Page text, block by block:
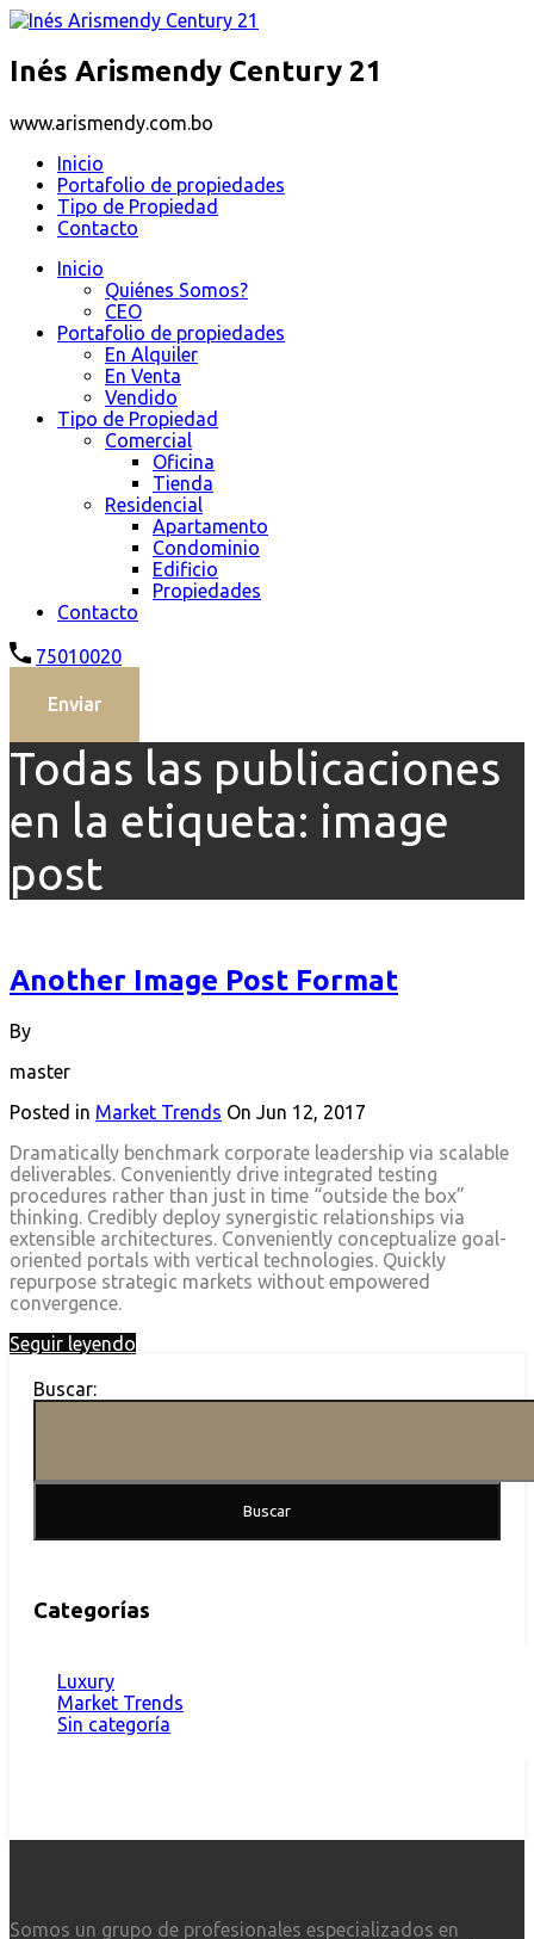
Inés Arismendy Century 21
www.arismendy.com.bo
Inicio
Portafolio de propiedades
Tipo de Propiedad
Contacto
Inicio
Quiénes Somos?
CEO
Portafolio de propiedades
En Alquiler
En Venta
Vendido
Tipo de Propiedad
Comercial
Oficina
Tienda
Residencial
Apartamento
Condominio
Edificio
Propiedades
Contacto
75010020
Enviar
Todas las publicaciones
en la etiqueta: image
post
Another Image Post Format
By
master
Posted in Market Trends On Jun 12, 2017
Dramatically benchmark corporate leadership via scalable
deliverables. Conveniently drive integrated testing
procedures rather than just in time “outside the box”
thinking. Credibly deploy synergistic relationships via
extensible architectures. Conveniently conceptualize goal-
oriented portals with vertical technologies. Quickly
repurpose strategic markets without empowered
convergence.
Seguir leyendo
Buscar:
Categorías
Luxury
Market Trends
Sin categoría
Somos un grupo de profesionales especializados en